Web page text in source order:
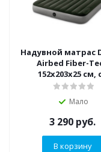
Надувной матрас
Airbed Fiber-
152х203х25 см,
встроенным
Мало
3 290 руб.
В корзину